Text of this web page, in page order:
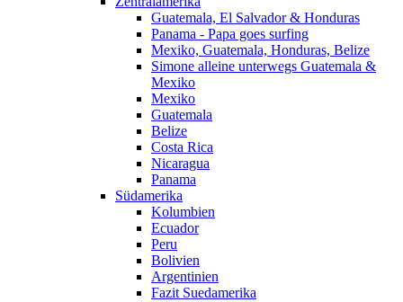
Guatemala, El Salvador & Honduras
Panama - Papa goes surfing
Mexiko, Guatemala, Honduras, Belize
Simone alleine unterwegs Guatemala &
Mexiko
Mexiko
Guatemala
Belize
Costa Rica
Nicaragua
Panama
Südamerika
Kolumbien
Ecuador
Peru
Bolivien
Argentinien
Fazit Suedamerika